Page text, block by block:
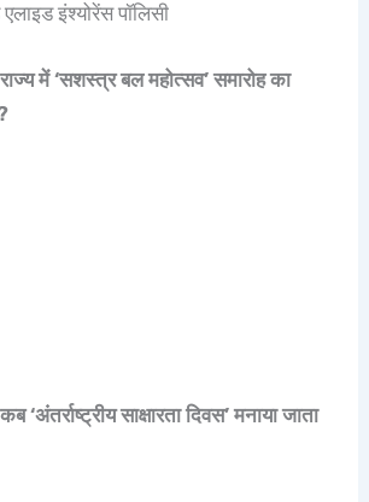
इंश्योरेंस पॉलिसी
में ‘सशस्त्र बल महोत्सव’ समारोह का
साक्षारता दिवस’ मनाया जाता